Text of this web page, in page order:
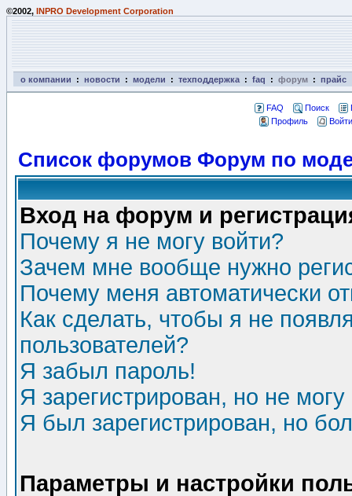
©2002, INPRO Development Corporation
о компании : новости : модели : техподдержка : faq : форум : прайс
FAQ Поиск
Профиль
Список форумов Форум по
Вход на форум и
Почему я не могу войти?
Зачем мне вообще нужно
Почему меня автоматически
Как сделать, чтобы я не
пользователей?
Я забыл пароль!
Я зарегистрирован, но не могу
Я был зарегистрирован, но
Параметры и настройки